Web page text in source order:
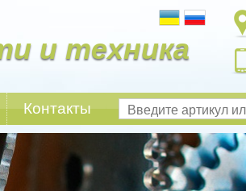
и техника
Контакты